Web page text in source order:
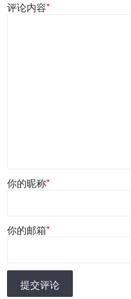
评论内容*
你的昵称*
你的邮箱*
提交评论